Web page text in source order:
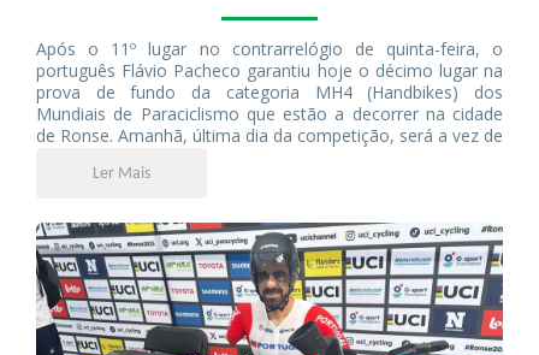
Após o 11º lugar no contrarrelógio de quinta-feira, o
português Flávio Pacheco garantiu hoje o décimo lugar na
prova de fundo da categoria MH4 (Handbikes) dos
Mundiais de Paraciclismo que estão a decorrer na cidade
de Ronse. Amanhã, última dia da competição, será a vez de
(C2) entrarem em ação nas respetivas categorias.
Ler Mais